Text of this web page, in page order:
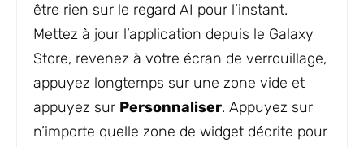
être rien sur le regard AI pour l’instant.
Mettez à jour l’application depuis le Galaxy
Store, revenez à votre écran de verrouillage,
appuyez longtemps sur une zone vide et
appuyez sur Personnaliser. Appuyez sur
n’importe quelle zone de widget décrite pour